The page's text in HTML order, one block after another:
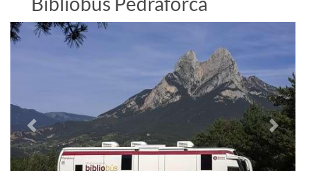
Previous Next